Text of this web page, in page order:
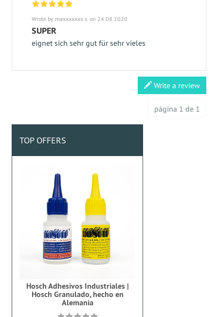
Wrote by maxxxxxxx s. on 24.08.2020
SUPER
eignet sich sehr gut für sehr vieles
Write a review
página 1 de 1
TOP OFFERS
Hosch Adhesivos Industriales |
Hosch Granulado, hecho en
Alemania